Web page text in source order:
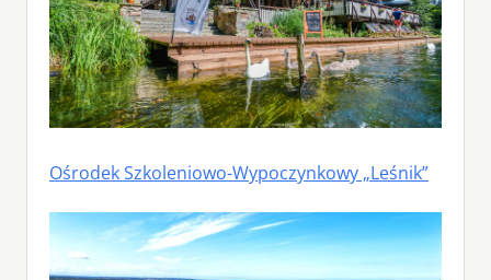
Ośrodek Szkoleniowo-Wypoczynkowy „Leśnik”